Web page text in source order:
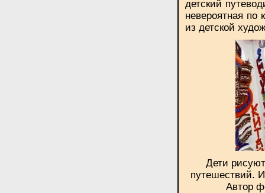
детский
невероятная по
из детской
Дети
путешествий.
Автор